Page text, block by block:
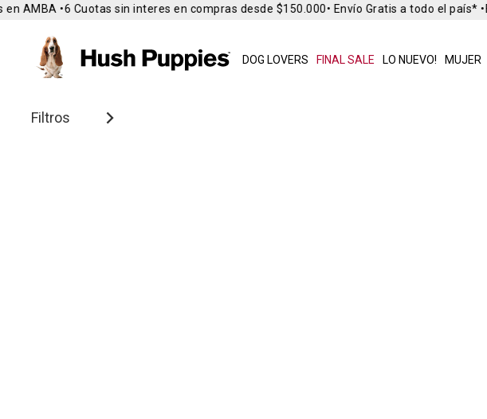
DOG LOVERS FINAL SALE LO NUEVO! MUJER
AMBA • 6 Cuotas sin interes en compras desde $150.000• Envío Gratis a todo el país* •
Filtros